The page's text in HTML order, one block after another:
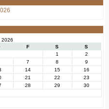
2026
F S
S
1
2
7 8
9
14 15
16
21 22
23
28 29
30